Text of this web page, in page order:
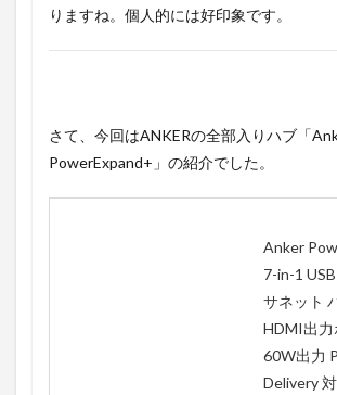
りますね。個人的には好印象です。
さて、今回はANKERの全部入りハブ「
PowerExpand+」の紹介でした。
Anker
7-in-1
サネット
HDMI出
60W出力
Delivery